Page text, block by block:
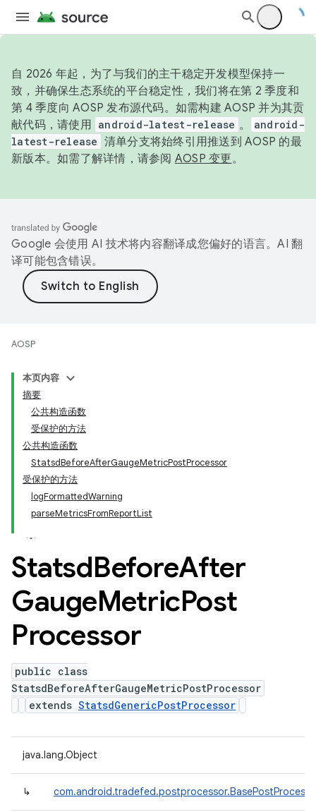
自 2026 年起，为了与我们的主干稳定开发模型保持一
致，并确保生态系统的平台稳定性，我们将在第 2 季度和
第 4 季度向 AOSP 发布源代码。如需构建 AOSP 并为其贡
献代码，请使用 android-latest-release 。
android-
latest-release 清单分支将始终引用推送到 AOSP 的最
新版本。如需了解详情，请参阅 AOSP 变更。
Google 会使用 AI 技术将内容翻译成您偏好的语言。AI 翻
译可能包含错误。
AOSP
本页内容
摘要
公共构造函数
受保护的方法
公共构造函数
StatsdBeforeAfterGaugeMetricPostProcessor
受保护的方法
logFormattedWarning
parseMetricsFromReportList
StatsdBeforeAfter
GaugeMetricPost
Processor
public class
StatsdBeforeAfterGaugeMetricPostProcessor
extends StatsdGenericPostProcessor
java.lang.Object
↳